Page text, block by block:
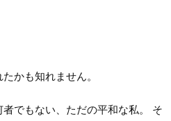
かも知れません。
でもない、ただの平和な私。 そ